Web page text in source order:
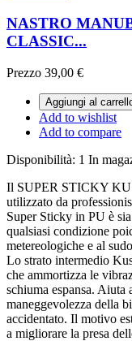
NASTRO
CLASSIC...
Prezzo 39,00 €
Aggiungi al
Add to wishlist
Add to compare
Disponibilità: 1 In
Il SUPER STICKY
utilizzato da
Super Sticky in PU è
qualsiasi condizione
metereologiche e al
Lo strato intermedio
che ammortizza le
schiuma espansa.
maneggevolezza della
accidentato. Il motivo
a migliorare la presa